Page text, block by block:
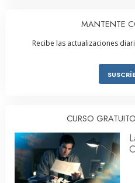
MANTENTE
Recibe las actualizaciones
CURSO